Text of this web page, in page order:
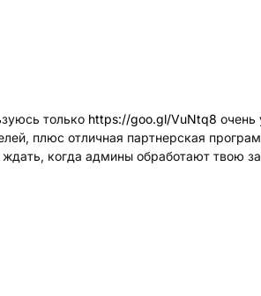
только https://goo.gl/VuNtq8 очень
плюс отличная партнерская
когда админы обработают твою